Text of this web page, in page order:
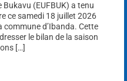
Bukavu (EUFBUK) a tenu
ce samedi 18 juillet 2026
commune d’Ibanda. Cette
le bilan de la saison
[…]